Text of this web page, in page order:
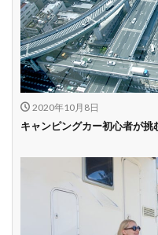
2020年10月8日
キャンピングカー初心者が挑